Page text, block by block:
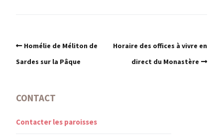
Homélie de Méliton de
Sardes sur la Pâque
Horaire des offices à vivre en
direct du Monastère
CONTACT
Contacter les paroisses